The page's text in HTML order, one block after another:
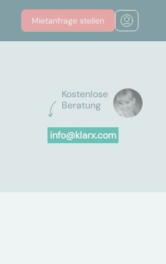
Mietanfrage stellen
Kostenlose
Beratung
info@klarx.com